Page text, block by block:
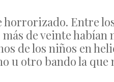
horrorizado. Entre
de veinte
de los niños en
u otro bando la que